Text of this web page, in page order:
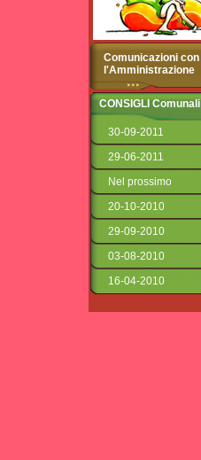
Comunicazioni con
l'Amministrazione
CONSIGLI Comunali
30-09-2011
29-06-2011
Nel prossimo
20-10-2010
29-09-2010
03-08-2010
16-04-2010